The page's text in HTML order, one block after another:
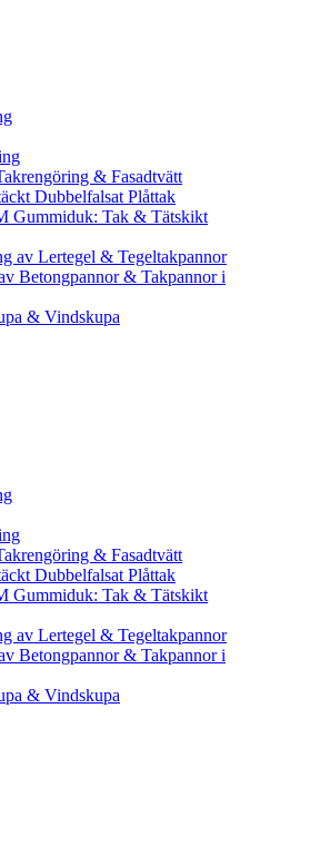
& Fasadtvätt
Dubbelfalsat Plåttak
Gummiduk: Tak & Tätskikt
av Lertegel & Tegeltakpannor
Betongpannor & Takpannor i
& Vindskupa
& Fasadtvätt
Dubbelfalsat Plåttak
Gummiduk: Tak & Tätskikt
av Lertegel & Tegeltakpannor
Betongpannor & Takpannor i
& Vindskupa